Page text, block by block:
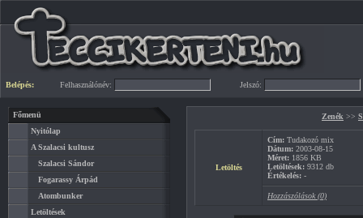
Belépés: Felhasználónév: Jelszó:
Főmenü
Nyitólap
A Szalacsi kultusz
Szalacsi Sándor
Fogarassy Árpád
Atombunker
Letöltések
Zenék >>
Letöltés
Cím: Tudakozó mix
Dátum: 2003-08-15
Méret: 1856 KB
Letöltések: 9312 db
Értékelés: -
Hozzászólások (0)